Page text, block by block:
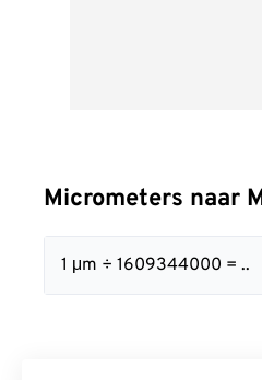
Micrometers naar
1 μm ÷ 1609344000 = ..